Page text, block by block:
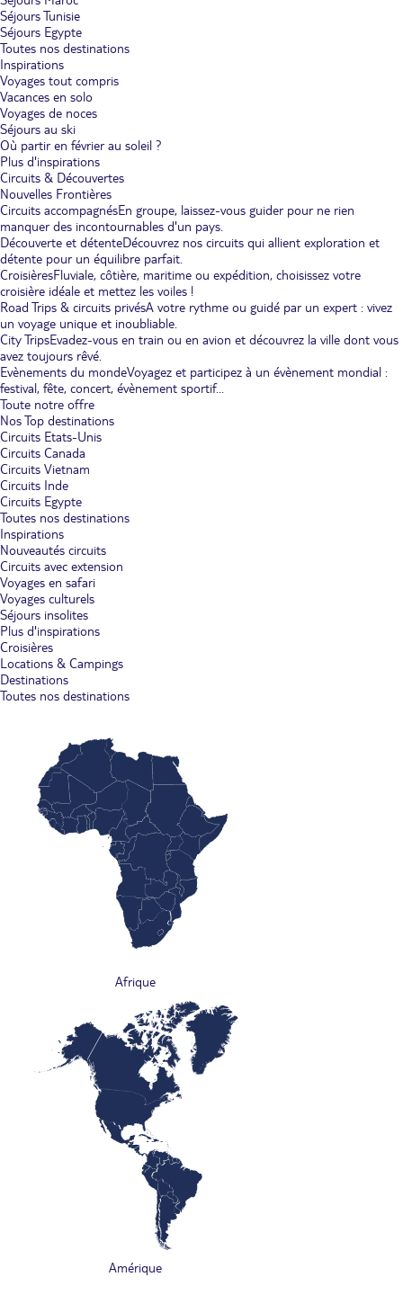
Séjours Tunisie
Séjours Egypte
Toutes nos destinations
Inspirations
Voyages tout compris
Vacances en solo
Voyages de noces
Séjours au ski
Où partir en février au soleil ?
Plus d'inspirations
Circuits & Découvertes
Nouvelles Frontières
Circuits accompagnésEn groupe, laissez-vous guider pour ne rien
manquer des incontournables d'un pays.
Découverte et détenteDécouvrez nos circuits qui allient exploration et
détente pour un équilibre parfait.
CroisièresFluviale, côtière, maritime ou expédition, choisissez votre
croisière idéale et mettez les voiles !
Road Trips & circuits privésA votre rythme ou guidé par un expert : vivez
un voyage unique et inoubliable.
City TripsEvadez-vous en train ou en avion et découvrez la ville dont vous
avez toujours rêvé.
Evènements du mondeVoyagez et participez à un évènement mondial :
festival, fête, concert, évènement sportif...
Toute notre offre
Nos Top destinations
Circuits Etats-Unis
Circuits Canada
Circuits Vietnam
Circuits Inde
Circuits Egypte
Toutes nos destinations
Inspirations
Nouveautés circuits
Circuits avec extension
Voyages en safari
Voyages culturels
Séjours insolites
Plus d'inspirations
Croisières
Locations & Campings
Destinations
Toutes nos destinations
Afrique
Amérique